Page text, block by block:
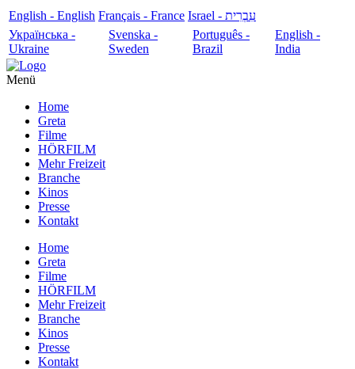
English - English Français - France
עִבְרִית - Israel
Українська -
Ukraine
Svenska -
Sweden
Português -
Brazil
English -
India
Menü
Home
Greta
Filme
HÖRFILM
Mehr Freizeit
Branche
Kinos
Presse
Kontakt
Home
Greta
Filme
HÖRFILM
Mehr Freizeit
Branche
Kinos
Presse
Kontakt